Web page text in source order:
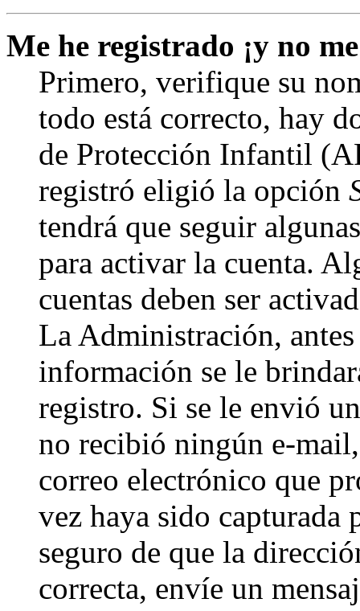
Me he registrado ¡y no
Primero, verifique su
todo está correcto, hay
de Protección Infantil
registró eligió la opción
tendrá que seguir
para activar la cuenta.
cuentas deben ser
La Administración,
información se le
registro. Si se le envió
no recibió ningún e-
correo electrónico que
vez haya sido
seguro de que la
correcta, envíe un